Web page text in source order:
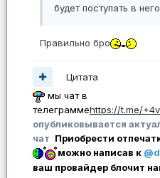
будет поступать в него
Правильно бро
Цитата
мы чат в
телеграммеhttps://t.me/
опубликовывается
чат Приобрести
можно написав к
ваш провайдер блочит